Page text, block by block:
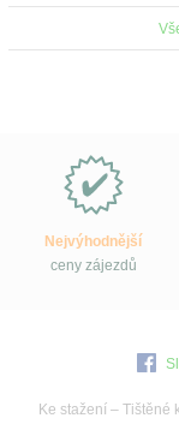
Tatralandia.
Slovensko.cz?
Nejvýhodnější
ceny zájezdů
Ke stažení– Tištěné